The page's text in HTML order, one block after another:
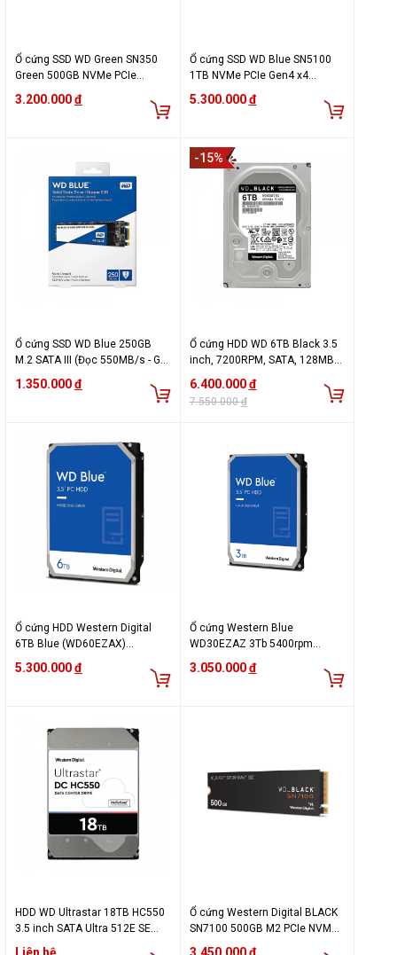
Ổ cứng SSD WD Green SN350
Green 500GB NVMe PCIe
Gen3x4 WDS500G2G0C
3.200.000đ
Ổ cứng SSD WD Blue SN5100
1TB NVMe PCIe Gen4 x4
WDS100T5B0E
5.300.000đ
Ổ cứng SSD WD Blue 250GB
M.2 SATA III (Đọc 550MB/s - Ghi
525MB/s) - (WDS250G3BOB
1.350.000đ
-15%
Ổ cứng HDD WD 6TB Black 3.5
inch, 7200RPM, SATA, 128MB
Cache (WD6004FZBX)
6.400.000đ
7.550.000đ
Ổ cứng HDD Western Digital
6TB Blue (WD60EZAX)
(5400RPM/256MB Cache/3.5
inch/SATA3)
5.300.000đ
Ổ cứng Western Blue
WD30EZAZ 3Tb 5400rpm
SATA3 256Mb
3.050.000đ
HDD WD Ultrastar 18TB HC550
3.5 inch SATA Ultra 512E SE
NP3 512MB Cache 7200RPM
Ổ cứng Western Digital BLACK
SN7100 500GB M2 PCIe NVMe
Gen 4×4 WDS500G4X0E